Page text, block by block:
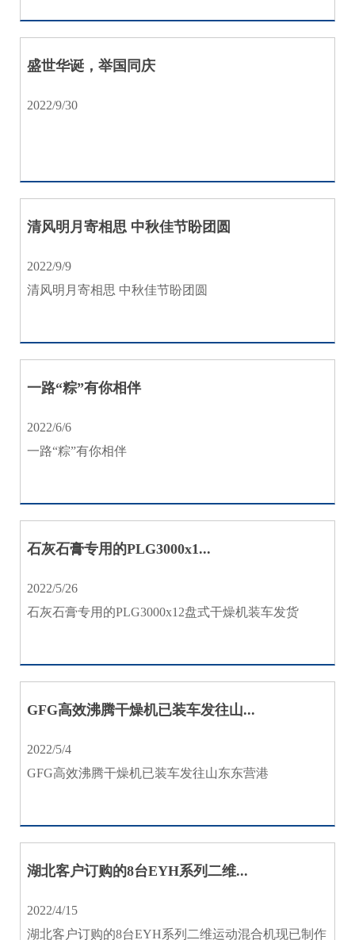
盛世华诞，举国同庆
2022/9/30
清风明月寄相思 中秋佳节盼团圆
2022/9/9
清风明月寄相思 中秋佳节盼团圆
一路“粽”有你相伴
2022/6/6
一路“粽”有你相伴
石灰石膏专用的PLG3000x1...
2022/5/26
石灰石膏专用的PLG3000x12盘式干燥机装车发货
GFG高效沸腾干燥机已装车发往山...
2022/5/4
GFG高效沸腾干燥机已装车发往山东东营港
湖北客户订购的8台EYH系列二维...
2022/4/15
湖北客户订购的8台EYH系列二维运动混合机现已制作